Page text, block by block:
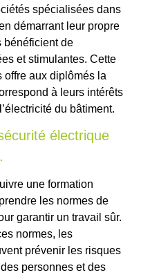
spécialisées dans
démarrant leur propre
bénéficient de
et stimulantes. Cette
offre aux diplômés la
à leurs intérêts
du bâtiment.
électrique
une formation
les normes de
garantir un travail sûr.
normes, les
prévenir les risques
personnes et des